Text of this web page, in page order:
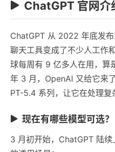
ChatGPT 官网介
ChatGPT 从 2022 年底发
聊天工具变成了不少人工作
球每周有 9 亿多人在用，算
年 3 月，OpenAI 又给它来
PT-5.4 系列，让它在处理复
现在有哪些模型可选？
3 月初开始，ChatGPT 陆